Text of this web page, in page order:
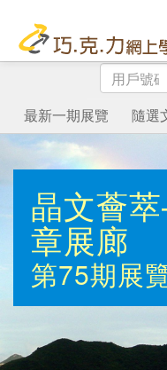
用
戶
號
碼
最新一期展覽
隨選
晶文薈
章展廊
第75期展